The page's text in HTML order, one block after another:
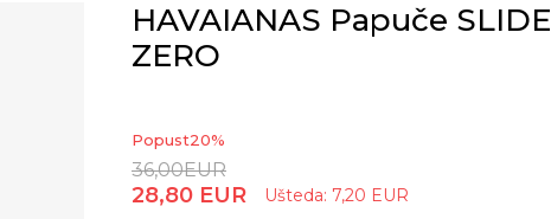
HAVAIANAS Papuče SLIDE
ZERO
Popust20%
36,00EUR
28,80 EUR Ušteda: 7,20 EUR